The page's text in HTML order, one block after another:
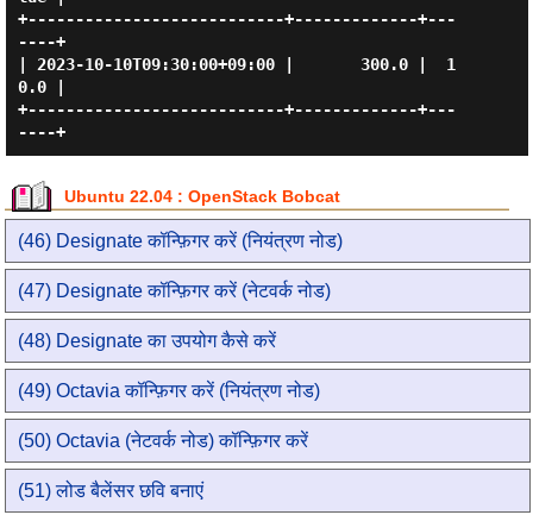
+---------------------------+-------------+---
----+
| 2023-10-10T09:30:00+09:00 |       300.0 |  1
0.0 |
+---------------------------+-------------+---
----+
Ubuntu 22.04 : OpenStack Bobcat
(46) Designate कॉन्फ़िगर करें (नियंत्रण नोड)
(47) Designate कॉन्फ़िगर करें (नेटवर्क नोड)
(48) Designate का उपयोग कैसे करें
(49) Octavia कॉन्फ़िगर करें (नियंत्रण नोड)
(50) Octavia (नेटवर्क नोड) कॉन्फ़िगर करें
(51) लोड बैलेंसर छवि बनाएं